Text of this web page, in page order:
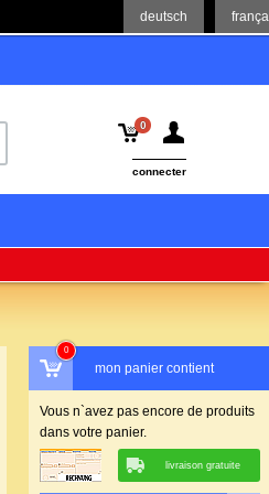
0
connecter
mon panier contient
0
Vous n`avez pas encore de produits
dans votre panier.
livraison gratuite
deutsch